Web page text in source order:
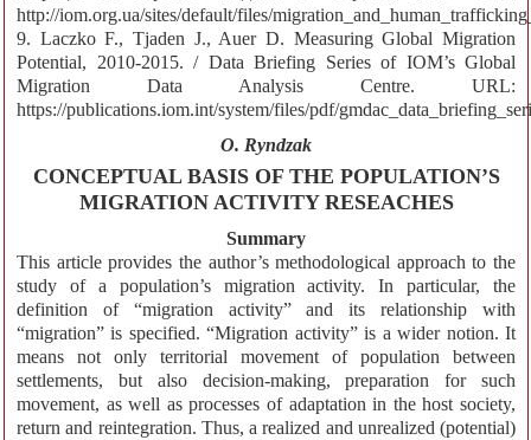
http://iom.org.ua/sites/default/files/
9. Laczko F., Tjaden J., Auer D. Measuring Global Migration
Potential, 2010-2015. / Data Briefing Series of IOM’s Global
Migration Data Analysis Centre. URL:
https://publications.iom.int/system/files/pdf/
O. Ryndzak
CONCEPTUAL BASIS OF THE POPULATION’S
MIGRATION ACTIVITY RESEACHES
Summary
This article provides the author’s methodological approach to the
study of a population’s migration activity. In particular, the
definition of “migration activity” and its relationship with
“migration” is specified. “Migration activity” is a wider notion. It
means not only territorial movement of population between
settlements, but also decision-making, preparation for such
movement, as well as processes of adaptation in the host society,
return and reintegration. Thus, a realized and unrealized (potential)